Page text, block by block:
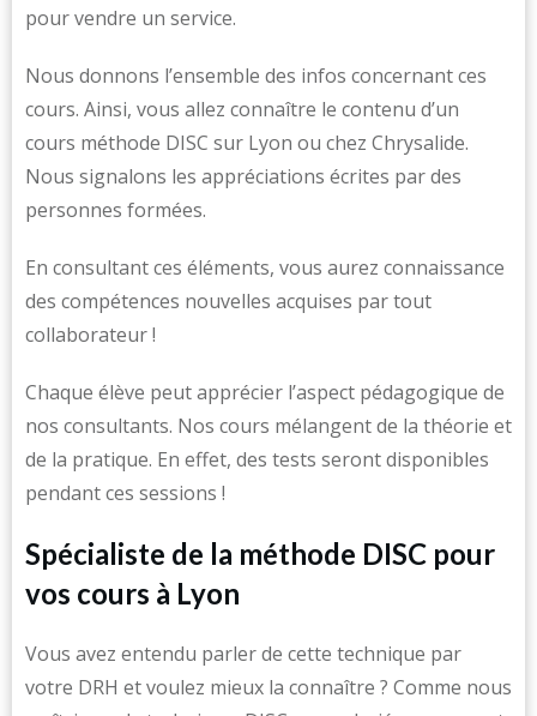
pour vendre un service.
Nous donnons l’ensemble des infos concernant ces
cours. Ainsi, vous allez connaître le contenu d’un
cours méthode DISC sur Lyon ou chez Chrysalide.
Nous signalons les appréciations écrites par des
personnes formées.
En consultant ces éléments, vous aurez connaissance
des compétences nouvelles acquises par tout
collaborateur !
Chaque élève peut apprécier l’aspect pédagogique de
nos consultants. Nos cours mélangent de la théorie et
de la pratique. En effet, des tests seront disponibles
pendant ces sessions !
Spécialiste de la méthode DISC pour
vos cours à Lyon
Vous avez entendu parler de cette technique par
votre DRH et voulez mieux la connaître ? Comme nous